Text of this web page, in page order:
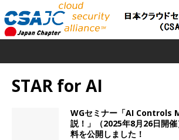
STAR for AI
WGセミナー「AI Controls
説！」（2025年8月26日開
料を公開しました！